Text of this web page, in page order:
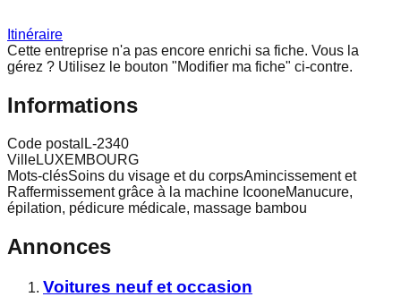
Itinéraire
Cette entreprise n'a pas encore enrichi sa fiche. Vous la
gérez ? Utilisez le bouton "Modifier ma fiche" ci-contre.
Informations
Code postal L-2340
VilleLUXEMBOURG
Mots-clésSoins du visage et du corpsAmincissement et
Raffermissement grâce à la machine IcooneManucure,
épilation, pédicure médicale, massage bambou
Annonces
Voitures neuf et occasion